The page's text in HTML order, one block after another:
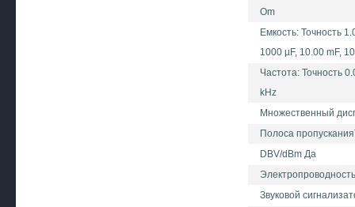
Om
Емкость: Точность
1000 µF, 10.00 mF,
Частота: Точность
kHz
Множественный
Полоса
DBV/dBm Да
Звуковой